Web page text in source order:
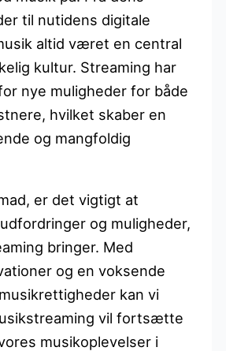
til nutidens digitale
altid været en central
kultur. Streaming har
nye muligheder for både
hvilket skaber en
og mangfoldig
er det vigtigt at
og muligheder,
bringer. Med
og en voksende
kan vi
vil fortsætte
musikoplevelser i